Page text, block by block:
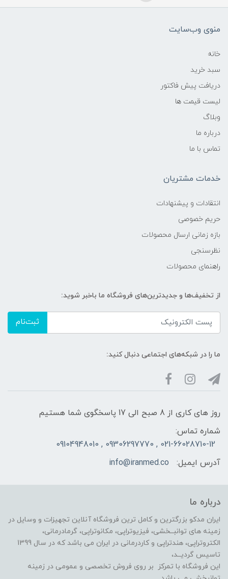
منوی وب‌سایت
خانه
سبد خرید
دریافت پیش فاکتور
لیست قیمت ها
وبلاگ
درباره ما
تماس با ما
خدمات مشتریان
انتقادات و پیشنهادات
حریم خصوصی
بازه زمانی ارسال محصولات
نظرسنجی
راهنمای محصولات
از تخفیف‌ها و جدیدترین‌های فروشگاه ما باخبر شوید:
ثبت‌نام
ما را در شبکه‌های اجتماعی دنبال کنید:
روز های کاری از 8 صبح الی 17 پاسخگوی شما هستیم
شماره تماس:
021-66028710-12 , 09306297770 , 09104948010
آدرس ایمیل:
info@iranmed.co
درباره ما
ایران مدکو بزرگترین و کامل ترین فروشگاه آنلاین تجهیزات و وسایل در
زمینه های توانبــخشی، فیزیوتراپی، مکانوتراپی، گرمادرمانی،
الکتروتراپی، هندتراپی و کاردرمانی در ایران می باشد که در سال 1399
تاسیس گردیــد،
این فروشگاه با تمرکز بر روی فروش تخصصی و عمومی در زمینه